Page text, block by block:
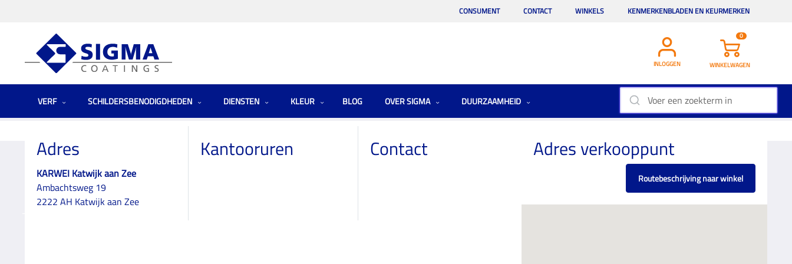
CONSUMENT CONTACT WINKELS KENMERKENBLADEN EN KEURMERKEN
INLOGGEN
0
WINKELWAGEN
VERF SCHILDERSBENODIGDHEDEN DIENSTEN KLEUR BLOG OVER SIGMA DUURZAAMHEID
KARWEI Katwijk
Adres
KARWEI Katwijk aan Zee
Ambachtsweg 19
2222 AH Katwijk aan Zee
Kantooruren Contact Adres verkooppunt
Routebeschrijving naar winkel